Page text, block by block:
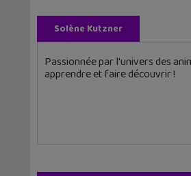
Solène Kutzner
Passionnée par l'univers des
apprendre et faire découvrir !